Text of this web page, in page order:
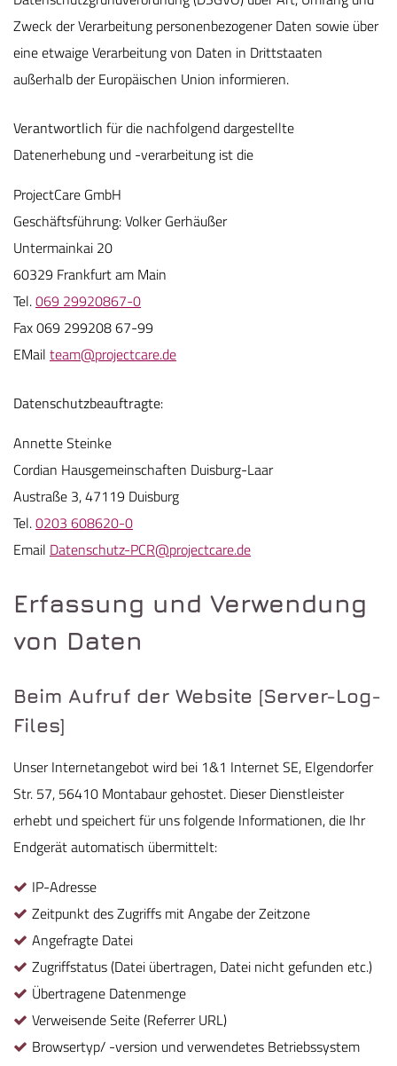
Zweck der Verarbeitung personenbezogener Daten sowie über
eine etwaige Verarbeitung von Daten in Drittstaaten
außerhalb der Europäischen Union informieren.
Verantwortlich für die nachfolgend dargestellte
Datenerhebung und -verarbeitung ist die
ProjectCare GmbH
Geschäftsführung: Volker Gerhäußer
Untermainkai 20
60329 Frankfurt am Main
Tel.069 29920867-0
Fax 069 299208 67-99
EMail team@projectcare.de
Datenschutzbeauftragte:
Annette Steinke
Cordian Hausgemeinschaften Duisburg-Laar
Austraße 3, 47119 Duisburg
Tel.0203 608620-0
Email Datenschutz-PCR@projectcare.de
Erfassung und Verwendung
von Daten
Beim Aufruf der Website [Server-Log-
Files]
Unser Internetangebot wird bei 1&1 Internet SE, Elgendorfer
Str. 57, 56410 Montabaur gehostet. Dieser Dienstleister
erhebt und speichert für uns folgende Informationen, die Ihr
Endgerät automatisch übermittelt:
IP-Adresse
Zeitpunkt des Zugriffs mit Angabe der Zeitzone
Angefragte Datei
Zugriffstatus (Datei übertragen, Datei nicht gefunden etc.)
Übertragene Datenmenge
Verweisende Seite (Referrer URL)
Browsertyp/ -version und verwendetes Betriebssystem